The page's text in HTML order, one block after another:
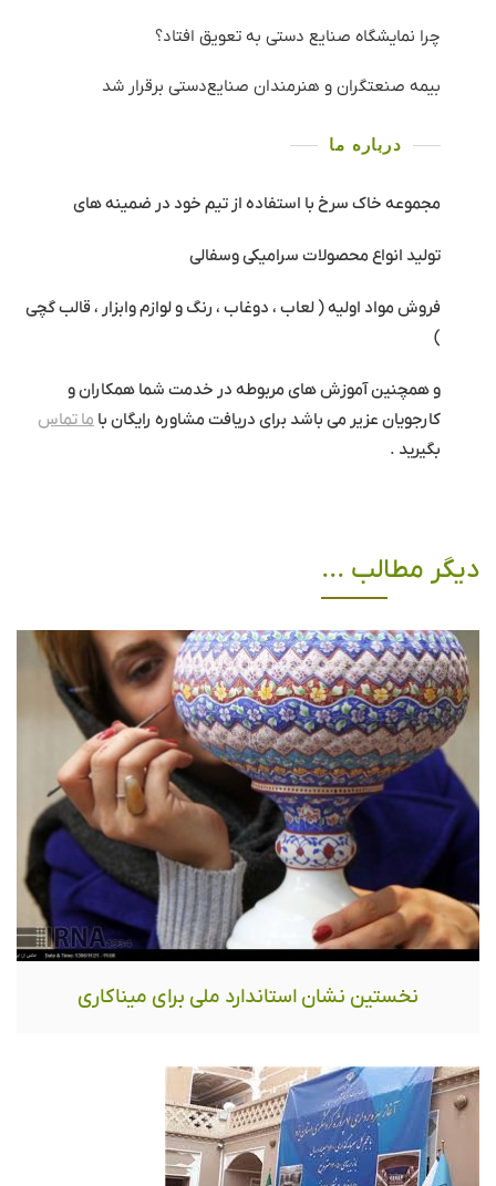
چرا نمایشگاه صنایع دستی به تعویق افتاد؟
بیمه صنعتگران و هنرمندان صنایع‌دستی برقرار شد
درباره ما
مجموعه خاک سرخ با استفاده از تیم خود در ضمینه های
تولید انواع محصولات سرامیکی وسفالی
فروش مواد اولیه ( لعاب ، دوغاب ، رنگ و لوازم وابزار ، قالب گچی
)
و همچنین آموزش های مربوطه در خدمت شما همکاران و
کارجویان عزیر می باشد برای دریافت مشاوره رایگان با ما تماس
بگیرید .
دیگر مطالب ...
نخستین نشان استاندارد ملی برای میناکاری